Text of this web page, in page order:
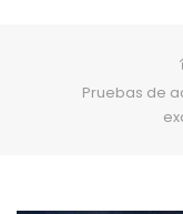
Pruebas de